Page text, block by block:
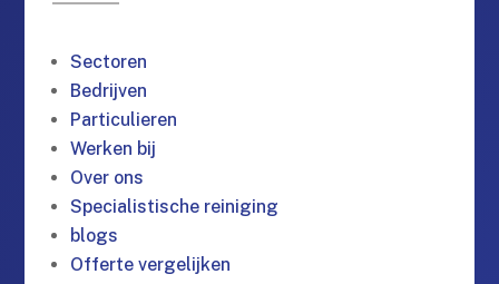
Sectoren
Bedrijven
Particulieren
Werken bij
Over ons
Specialistische reiniging
blogs
Offerte vergelijken